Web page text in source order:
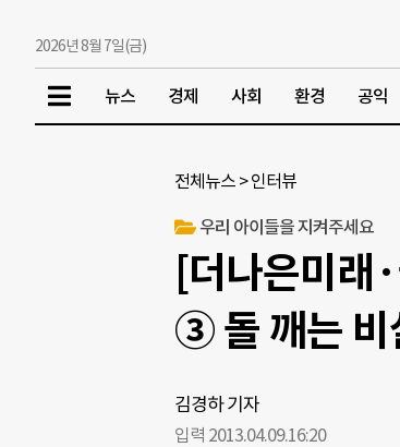
2026년 8월 7일(금)
뉴스 경제 사회 환경 공익
전체뉴스 >인터뷰
우리 아이들을 지켜주세요
[더나은미래
③ 돌 깨는 비
김경하 기자
입력 2013.04.09.16:20